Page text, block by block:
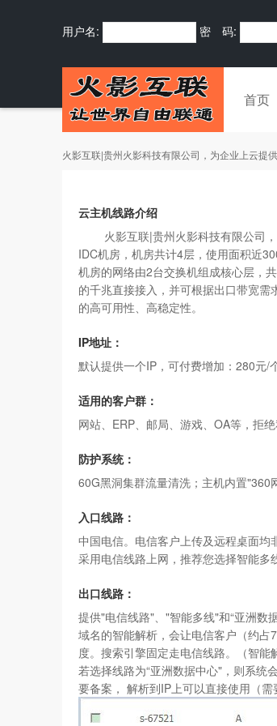
用户名: 密 码:
首页
火影互联|贵州火影科技有限公司，为企业上云提
云主机线路介绍
火影互联|贵州火影科技有限公司，
IDC机房，机房共计4层，使用面积近
机房的网络由2台交换机组成核心层，
的千兆直接接入，并可根据出口带宽
的高可用性、高稳定性。
IP地址：
默认提供一个IP，可付费增加：280元/
适用的客户群：
网站、ERP、邮局、游戏、OA等，拒
防护系统：
60G黑洞集群流量清洗；主机内置"360
入口线路：
中国电信。电信客户上传及远程桌面
采用电信线路上网，推荐您选择智能
出口线路：
提供"电信线路"、"智能多线"和“亚洲数
域名的智能解析，会让电信客户（约
度。搜索引擎固定走电信线路。（智能
若选择线路为“亚洲数据中心" ，则系统
要备案， 解析到IP上可以直接使用（